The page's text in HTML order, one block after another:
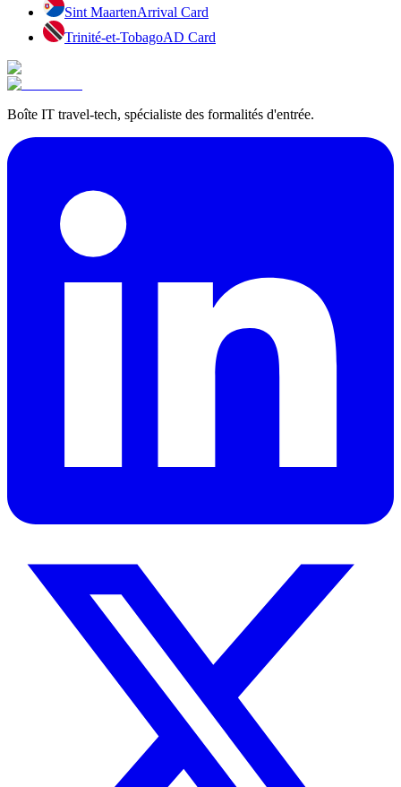
Sint MaartenArrival Card
Trinité-et-TobagoAD Card
Boîte IT travel-tech, spécialiste des formalités d'entrée.